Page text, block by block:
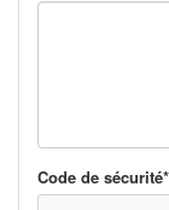
Code de